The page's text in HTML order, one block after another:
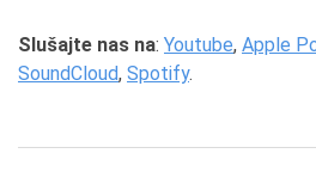
Slušajte nas na: Youtube, Apple
SoundCloud, Spotify.